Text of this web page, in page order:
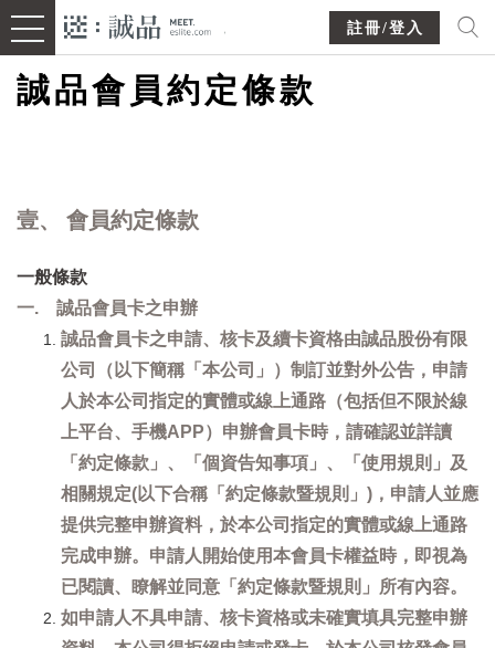
註冊/登入
誠品會員約定條款
壹、 會員約定條款
一般條款
一. 誠品會員卡之申辦
誠品會員卡之申請、核卡及續卡資格由誠品股份有限
公司（以下簡稱「本公司」）制訂並對外公告，申請
人於本公司指定的實體或線上通路（包括但不限於線
上平台、手機APP）申辦會員卡時，請確認並詳讀
「約定條款」、「個資告知事項」、「使用規則」及
相關規定(以下合稱「約定條款暨規則」)，申請人並應
提供完整申辦資料，於本公司指定的實體或線上通路
完成申辦。申請人開始使用本會員卡權益時，即視為
已閱讀、瞭解並同意「約定條款暨規則」所有內容。
如申請人不具申請、核卡資格或未確實填具完整申辦